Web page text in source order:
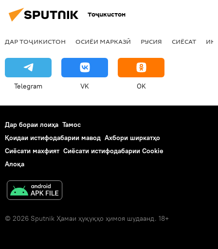
Тоҷикистон
ДАР ТОҶИКИСТОН ОСИЁИ МАРКАЗӢ РУСИЯ СИЁСАТ
Telegram VK OK
Дар бораи лоиҳа Тамос
Қоидаи истифодабарии мавод Ахбори ширкатҳо
Сиёсати махфият Сиёсати истифодабарии Cookie
Алоқа
© 2026 Sputnik Ҳамаи ҳуқуқҳо ҳимоя шудаанд. 18+